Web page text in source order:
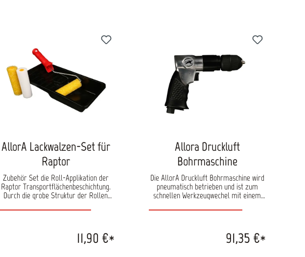
AllorA Lackwalzen-Set für
Raptor
Zubehör Set die Roll-Applikation der
Raptor Transportflächenbeschichtung.
Durch die grobe Struktur der Rollen
erzielen. Mit der feinen Rolle kann die
der zweiten Schicht). In der
Ausrollwanne kann das Material ideal
11,90 €*
Allora Druckluft
Bohrmaschine
Die AllorA Druckluft Bohrmaschine wird
pneumatisch betrieben und ist zum
schnellen Werkzeugwechel mit einem
Eigenschaften: kompaktes Design und
geringes Gewicht ergonomisch,
gummierter Griff für mehr91,35 €*